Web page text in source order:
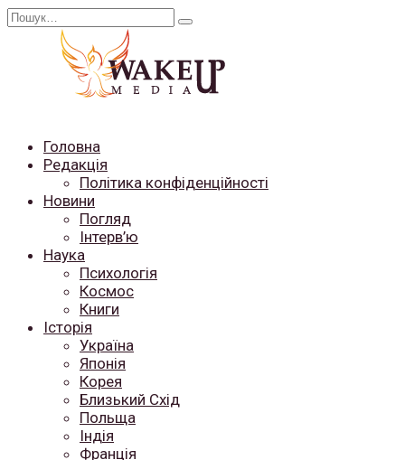
Перейти
Search
Головна
Редакція
Політика конфіденційності
Новини
Погляд
Інтерв’ю
Наука
Психологія
Космос
Книги
Історія
Україна
Японія
Корея
Близький Схід
Польща
Індія
Франція